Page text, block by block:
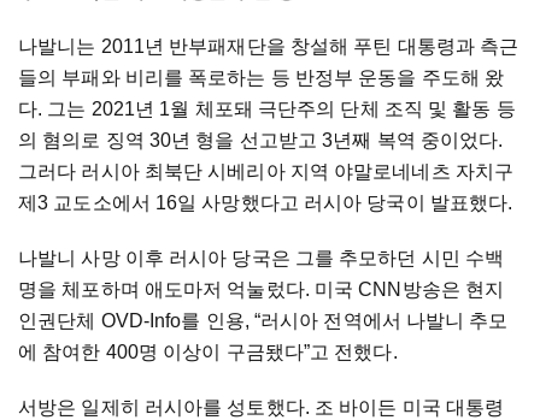
나발니는 2011년 반부패재단을 창설해 푸틴 대통령과 측근
들의 부패와 비리를 폭로하는 등 반정부 운동을 주도해 왔
다. 그는 2021년 1월 체포돼 극단주의 단체 조직 및 활동 등
의 혐의로 징역 30년 형을 선고받고 3년째 복역 중이었다.
그러다 러시아 최북단 시베리아 지역 야말로네네츠 자치구
제3 교도소에서 16일 사망했다고 러시아 당국이 발표했다.
나발니 사망 이후 러시아 당국은 그를 추모하던 시민 수백
명을 체포하며 애도마저 억눌렀다. 미국 CNN방송은 현지
인권단체 OVD-Info를 인용, “러시아 전역에서 나발니 추모
에 참여한 400명 이상이 구금됐다”고 전했다.
서방은 일제히 러시아를 성토했다. 조 바이든 미국 대통령